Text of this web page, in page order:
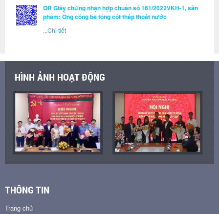
QR Giấy chứng nhận hợp chuẩn số 161/2022VKH-1, sản
phẩm: Ống cống bê tông cốt thép thoát nước
Chi tiết
HÌNH ẢNH HOẠT ĐỘNG
THÔNG TIN
Trang chủ